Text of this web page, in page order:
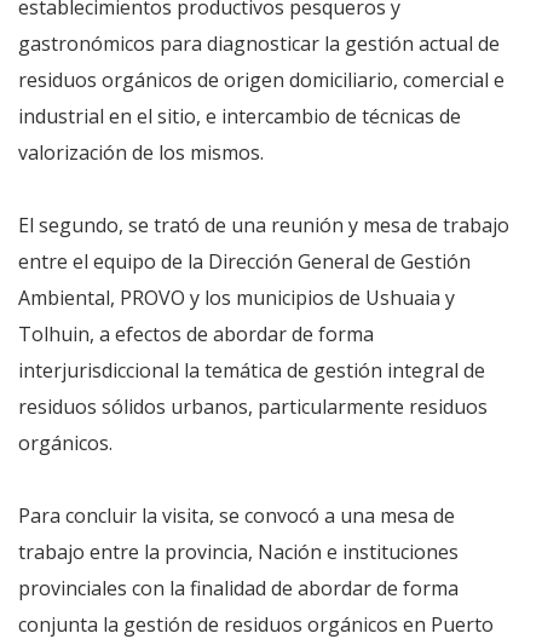
establecimientos productivos pesqueros y
gastronómicos para diagnosticar la gestión actual de
residuos orgánicos de origen domiciliario, comercial e
industrial en el sitio, e intercambio de técnicas de
valorización de los mismos.
El segundo, se trató de una reunión y mesa de trabajo
entre el equipo de la Dirección General de Gestión
Ambiental, PROVO y los municipios de Ushuaia y
Tolhuin, a efectos de abordar de forma
interjurisdiccional la temática de gestión integral de
residuos sólidos urbanos, particularmente residuos
orgánicos.
Para concluir la visita, se convocó a una mesa de
trabajo entre la provincia, Nación e instituciones
provinciales con la finalidad de abordar de forma
conjunta la gestión de residuos orgánicos en Puerto